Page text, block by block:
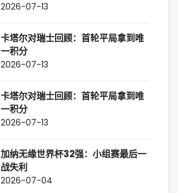
2026-07-13
卡塔尔对瑞士回顾：首轮平局拿到唯
一积分
2026-07-13
卡塔尔对瑞士回顾：首轮平局拿到唯
一积分
2026-07-13
加纳无缘世界杯32强：小组赛最后一
战失利
2026-07-04